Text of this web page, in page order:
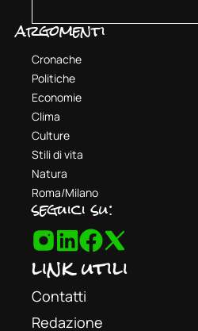
argomenti
Cronache
Politiche
Economie
Clima
Culture
Stili di vita
Natura
Roma/Milano
seguici su:
link utili
Contatti
Redazione